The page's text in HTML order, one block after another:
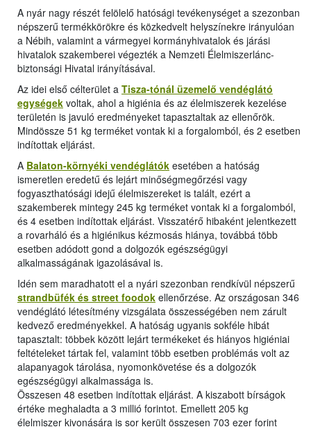
A nyár nagy részét felölelő hatósági tevékenységet a szezonban
népszerű termékkörökre és közkedvelt helyszínekre irányulóan
a Nébih, valamint a vármegyei kormányhivatalok és járási
hivatalok szakemberei végezték a Nemzeti Élelmiszerlánc-
biztonsági Hivatal irányításával.
Az idei első célterület a Tisza-tónál üzemelő vendéglátó
egységek voltak, ahol a higiénia és az élelmiszerek kezelése
területén is javuló eredményeket tapasztaltak az ellenőrök.
Mindössze 51 kg terméket vontak ki a forgalomból, és 2 esetben
indítottak eljárást.
A Balaton-környéki vendéglátók esetében a hatóság
ismeretlen eredetű és lejárt minőségmegőrzési vagy
fogyaszthatósági idejű élelmiszereket is talált, ezért a
szakemberek mintegy 245 kg terméket vontak ki a forgalomból,
és 4 esetben indítottak eljárást. Visszatérő hibaként jelentkezett
a rovarháló és a higiénikus kézmosás hiánya, továbbá több
esetben adódott gond a dolgozók egészségügyi
alkalmasságának igazolásával is.
Idén sem maradhatott el a nyári szezonban rendkívül népszerű
strandbüfék és street foodok ellenőrzése. Az országosan 346
vendéglátó létesítmény vizsgálata összességében nem zárult
kedvező eredményekkel. A hatóság ugyanis sokféle hibát
tapasztalt: többek között lejárt termékeket és hiányos higiéniai
feltételeket tártak fel, valamint több esetben problémás volt az
alapanyagok tárolása, nyomonkövetése és a dolgozók
egészségügyi alkalmassága is.
Összesen 48 esetben indítottak eljárást. A kiszabott bírságok
értéke meghaladta a 3 millió forintot. Emellett 205 kg
élelmiszer kivonására is sor került összesen 703 ezer forint